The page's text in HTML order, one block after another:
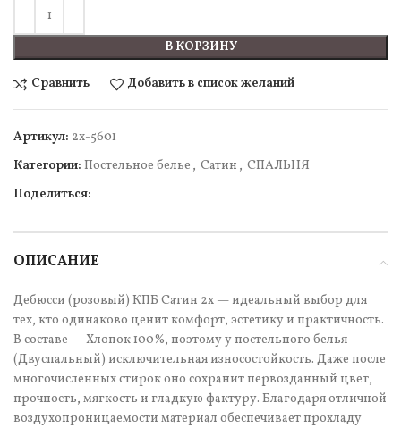
В КОРЗИНУ
Сравнить Добавить в список желаний
Артикул: 2х-5601
Категории: Постельное белье , Сатин , СПАЛЬНЯ
Поделиться:
ОПИСАНИЕ
Дебюсси (розовый) КПБ Сатин 2х — идеальный выбор для
тех, кто одинаково ценит комфорт, эстетику и практичность.
В составе — Хлопок 100%, поэтому у постельного белья
(Двуспальный) исключительная износостойкость. Даже после
многочисленных стирок оно сохранит первозданный цвет,
прочность, мягкость и гладкую фактуру. Благодаря отличной
воздухопроницаемости материал обеспечивает прохладу